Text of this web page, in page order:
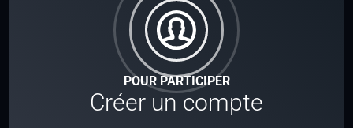
POUR PARTICIPER
Créer un compte